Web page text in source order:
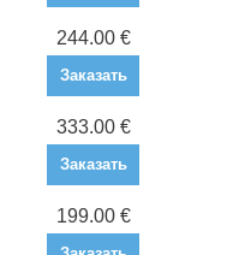
244.00 €
Заказать
333.00 €
Заказать
199.00 €